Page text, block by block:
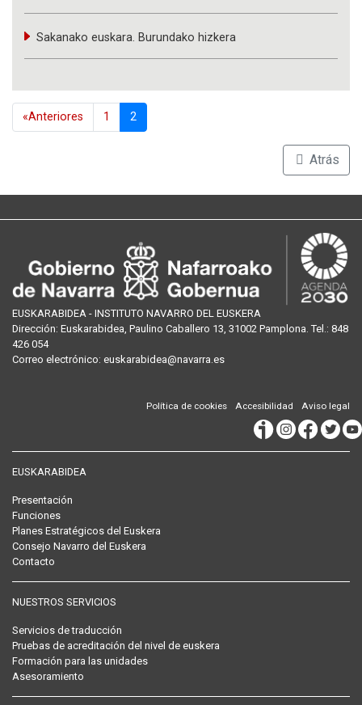
Sakanako euskara. Burundako hizkera
«Anteriores 1 2
Atrás
EUSKARABIDEA - INSTITUTO NAVARRO DEL EUSKERA
Dirección: Euskarabidea, Paulino Caballero 13, 31002 Pamplona. Tel.: 848
426 054
Correo electrónico: euskarabidea@navarra.es
Aviso legal
Accesibilidad
Política de cookies
EUSKARABIDEA
Presentación
Funciones
Planes Estratégicos del Euskera
Consejo Navarro del Euskera
Contacto
NUESTROS SERVICIOS
Servicios de traducción
Pruebas de acreditación del nivel de euskera
Formación para las unidades
Asesoramiento